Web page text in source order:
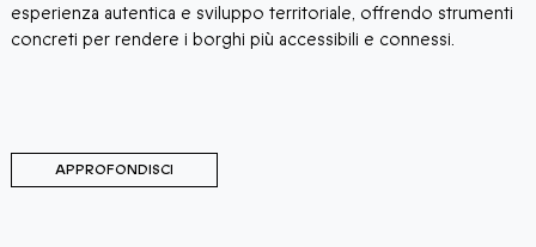
esperienza autentica e sviluppo territoriale, offrendo strumenti
concreti per rendere i borghi più accessibili e connessi.
APPROFONDISCI